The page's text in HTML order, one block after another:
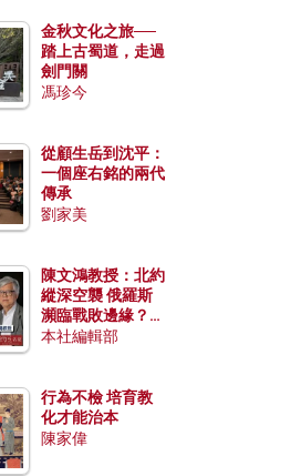
金秋文化之旅──
踏上古蜀道，走過
劍門關
馮珍今
從顧生岳到沈平：
一個座右銘的兩代
傳承
劉家美
陳文鴻教授：北約
縱深空襲 俄羅斯
瀕臨戰敗邊緣？中
國零部件能左右戰
本社編輯部
行為不檢 培育教
化才能治本
陳家偉